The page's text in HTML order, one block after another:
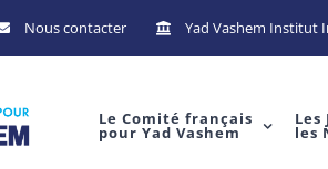
Nous contacter Yad Vashem Institut
Le Comité français
pour Yad Vashem
Les
les